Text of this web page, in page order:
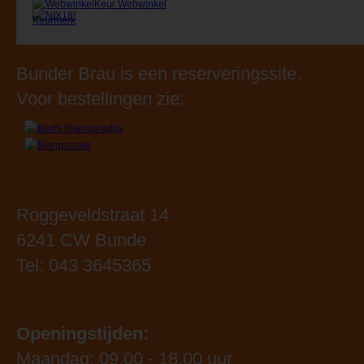
Bunder Brau is een reserveringssite.
Voor bestellingen zie:
Roggeveldstraat 14
6241 CW Bunde
Tel: 043 3645365
Openingstijden:
Maandag: 09.00 - 18.00 uur